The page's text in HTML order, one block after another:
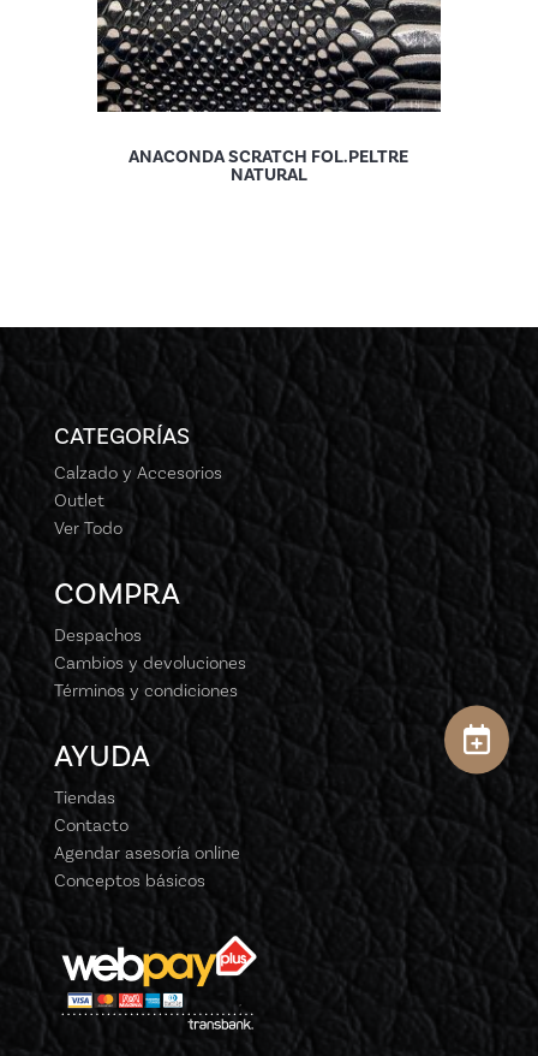
ANACONDA SCRATCH FOL.PELTRE
NATURAL
CATEGORÍAS
Calzado y Accesorios
Outlet
Ver Todo
COMPRA
Despachos
Cambios y devoluciones
Términos y condiciones
AYUDA
Tiendas
Contacto
Agendar asesoría online
Conceptos básicos